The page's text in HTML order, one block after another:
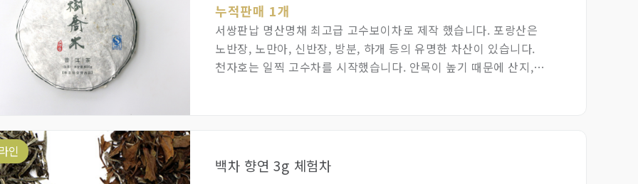
누적판매 1개
서쌍판납 명산명채 최고급 고수보이차로 제작 했습니다. 포랑산은
노반장, 노만아, 신반장, 방분, 하개 등의 유명한 차산이 있습니다.
천자호는 일찍 고수차를 시작했습니다. 안목이 높기 때문에 산지,
인
백차 향연 3g 체험차